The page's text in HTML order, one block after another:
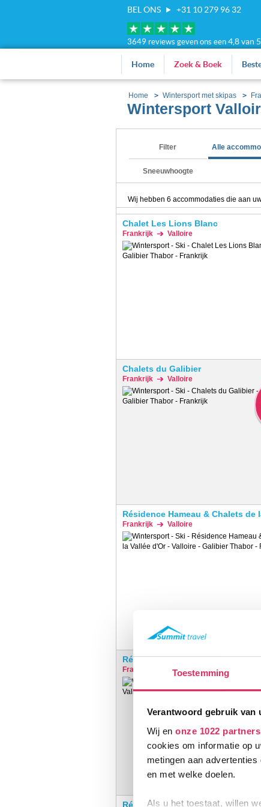
Toestemming
Verantwoord gebruik van
Wij en onze 1022 partners
cookies om informatie op
metingen aan
en met welke doelen.
Als u het toestaat, willen
BEL ONS +31 10 279 96 32
3649 reviews geven ons een 4,8 van 5
Home Zoek & Boek
Home Wintersport met skipas
Wintersport
Filter Alle
Sneeuwhoogte
Wij hebben 6 accommodaties die aan
Chalet Les Lions Blanc
Frankrijk Valloire
Chalets du Galibier
Frankrijk Valloire
Résidence Hameau & Chalets de
Frankrijk Valloire
Résidence Le Hameau de Valloire
Frankrijk Valloire
Résidence Les Chalets Valoria